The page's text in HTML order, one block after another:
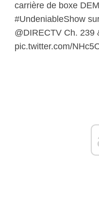
carrière de boxe
#UndeniableShow
@DIRECTV Ch. 239
pic.twitter.com/